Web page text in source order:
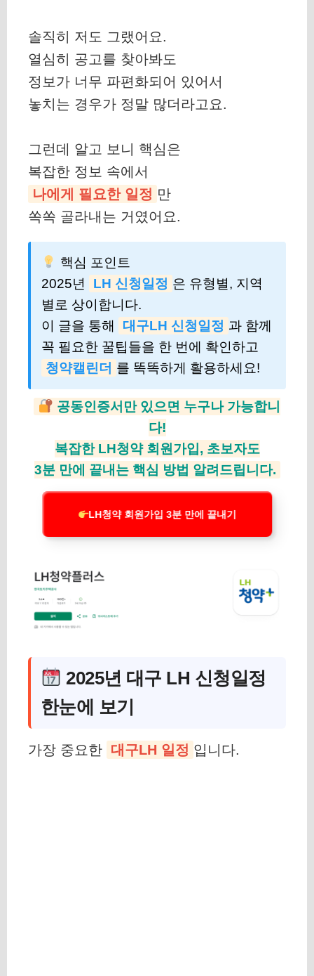
솔직히 저도 그랬어요.
열심히 공고를 찾아봐도
정보가 너무 파편화되어 있어서
놓치는 경우가 정말 많더라고요.
그런데 알고 보니 핵심은
복잡한 정보 속에서
나에게 필요한 일정 만
쏙쏙 골라내는 거였어요.
핵심 포인트
2025년
LH 신청일정 은 유형별, 지역
별로 상이합니다.
이 글을 통해
대구LH 신청일정 과 함께
꼭 필요한 꿀팁들을 한 번에 확인하고
청약캘린더 를 똑똑하게 활용하세요!
공동인증서만 있으면 누구나 가능합니
다!
복잡한 LH청약 회원가입, 초보자도
3분 만에 끝내는 핵심 방법 알려드립니다.
LH청약 회원가입 3분 만에 끝내기
2025년 대구 LH 신청일정
한눈에 보기
가장 중요한 대구LH 일정 입니다.